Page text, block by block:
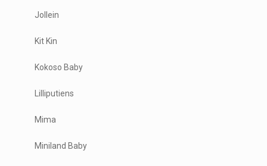
Jollein
Kit Kin
Kokoso Baby
Lilliputiens
Mima
Miniland Baby